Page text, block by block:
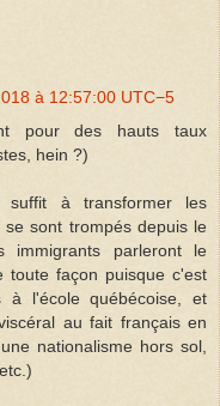
à 12:57:00 UTC−5
pour des hauts taux
hein ?)
à transformer les
sont trompés depuis le
parleront le
toute façon puisque c'est
à l'école québécoise, et
au fait français en
nationalisme hors sol,